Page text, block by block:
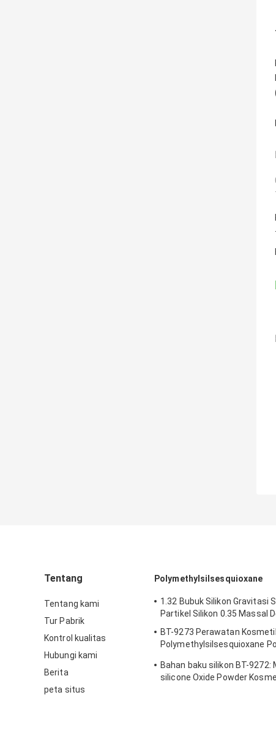
Tentang
Tentang kami
Tur Pabrik
Kontrol kualitas
Hubungi kami
Berita
peta situs
Polymethylsilsesquioxane
1.32 Bubuk Silikon Gravitasi
Partikel Silikon 0.35 Massal
BT-9273 Perawatan
Polymethylsilsesquioxane
Bahan baku silikon BT-9272:
silicone Oxide Powder